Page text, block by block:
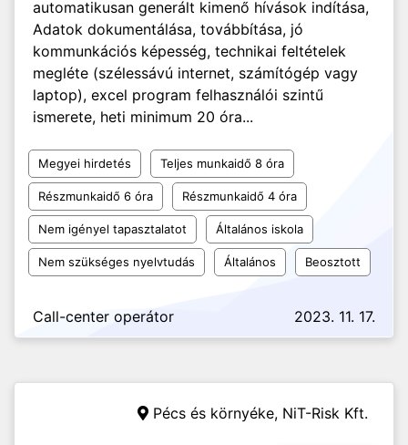
automatikusan generált kimenő hívások indítása,
Adatok dokumentálása, továbbítása, jó
kommunkációs képesség, technikai feltételek
megléte (szélessávú internet, számítógép vagy
laptop), excel program felhasználói szintű
ismerete, heti minimum 20 óra...
Megyei hirdetés Teljes munkaidő 8 óra
Részmunkaidő 6 óra Részmunkaidő 4 óra
Nem igényel tapasztalatot Általános iskola
Nem szükséges nyelvtudás Általános Beosztott
Call-center operátor 2023. 11. 17.
Pécs és környéke, NiT-Risk Kft.